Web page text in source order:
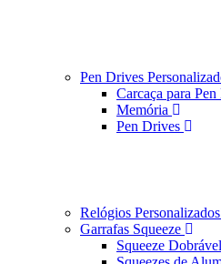
Pen Drives
Carcaça para
Memória
Pen Drives
Relógios Personalizados
Garrafas Squeeze
Squeeze